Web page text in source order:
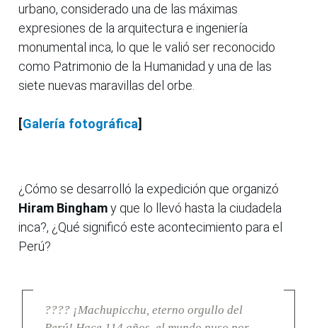
urbano, considerado una de las máximas
expresiones de la arquitectura e ingeniería
monumental inca, lo que le valió ser reconocido
como Patrimonio de la Humanidad y una de las
siete nuevas maravillas del orbe.
[Galería fotográfica]
¿Cómo se desarrolló la expedición que organizó
Hiram Binghamy que lo llevó hasta la ciudadela
inca?, ¿Qué significó este acontecimiento para el
Perú?
???? ¡Machupicchu, eterno orgullo del